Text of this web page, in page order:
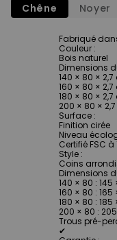
Chêne Noyer
Fabriqué
Couleur :
Bois naturel
Dimensions
140 × 80 ×
160 × 80 ×
180 × 80 ×
200 × 80 ×
Surface :
Finition cirée
Niveau
Certifié FSC à
Style :
Coins
Dimensions
140 × 80 :
160 × 80 :
180 × 80 :
200 × 80 :
Trous pré-
✔